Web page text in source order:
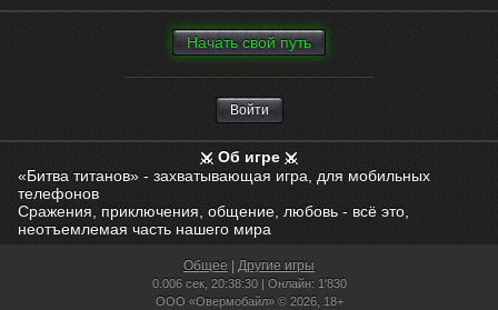
Нaчaть свой путь
Войти
Об игре
«Битва титанов» - захватывающая игра, для мобильных
телефонов
Сражения, приключения, общение, любовь - всё это,
неотъемлемая часть нашего мира
Общее Другие игры
0.006 сек, 20:38:30 | Онлайн: 1'830
ООО «Овермобайл» © 2026, 18+